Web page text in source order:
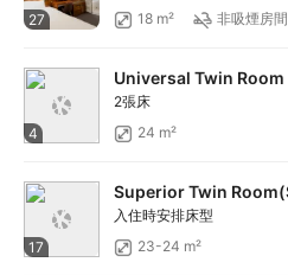
27
18 m²
非吸煙房間
4
Universal Twin Room
2張床
24 m²
17
入住時安排床型
23-24 m²